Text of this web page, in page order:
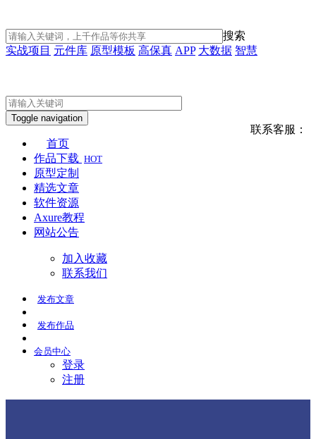
搜索
实战项目 元件库 原型模板 高保真 APP 大数据 智慧
联系客服：
Toggle navigation
首页
作品下载 HOT
原型定制
精选文章
软件资源
Axure教程
网站公告
加入收藏
联系我们
发布文章
发布作品
会员中心
登录
注册